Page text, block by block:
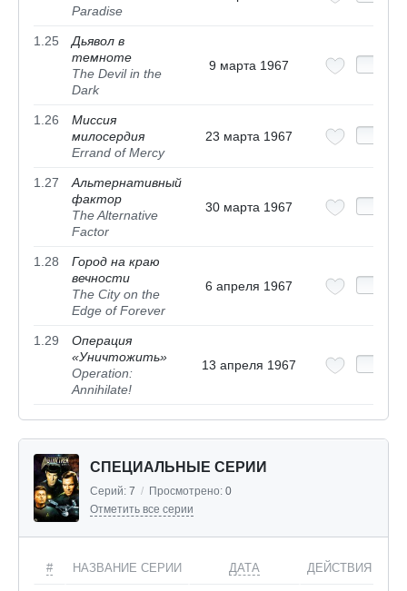
Paradise
1.25
Дьявол в
темноте
The Devil in the
Dark
9 марта 1967
1.26
Миссия
милосердия
Errand of Mercy
23 марта 1967
1.27
Альтернативный
фактор
The Alternative
Factor
30 марта 1967
1.28
Город на краю
вечности
The City on the
Edge of Forever
6 апреля 1967
1.29
Операция
«Уничтожить»
Operation:
Annihilate!
13 апреля 1967
СПЕЦИАЛЬНЫЕ СЕРИИ
Серий: 7 / Просмотрено: 0
Отметить все серии
# НАЗВАНИЕ СЕРИИ ДАТА ДЕЙСТВИЯ